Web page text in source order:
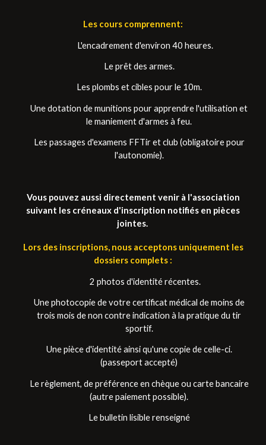
Les cours comprennent:
L'encadrement d'environ 40 heures.
Le prêt des armes.
Les plombs et cibles pour le 10m.
Une dotation de munitions pour apprendre l'utilisation et
le maniement d'armes à feu.
Les passages d'examens FFTir et club (obligatoire pour
l'autonomie).
Vous pouvez aussi directement venir à l'association
suivant les créneaux d'inscription notifiés en pièces
jointes.
Lors des inscriptions, nous acceptons uniquement les
dossiers complets :
2 photos d'identité récentes.
Une photocopie de votre certificat médical de moins de
trois mois de non contre indication à la pratique du tir
sportif.
Une pièce d'identité ainsi qu'une copie de celle-ci.
(passeport accepté)
Le règlement, de préférence en chèque ou carte bancaire
(autre paiement possible).
Le bulletin lisible renseigné